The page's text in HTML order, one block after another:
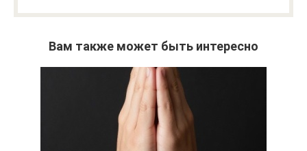
Вам также может быть интересно